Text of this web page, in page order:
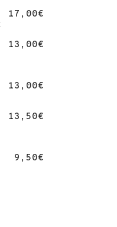
17,00€
13,00€
13,00€
13,50€
9,50€